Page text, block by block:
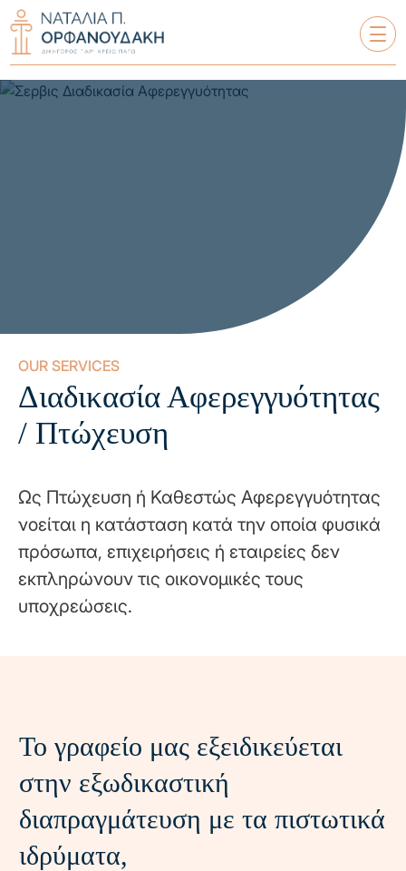
OUR SERVICES
Διαδικασία Αφερεγγυότητας
/ Πτώχευση
Ως Πτώχευση ή Καθεστώς Αφερεγγυότητας
νοείται η κατάσταση κατά την οποία φυσικά
πρόσωπα, επιχειρήσεις ή εταιρείες δεν
εκπληρώνουν τις οικονομικές τους
υποχρεώσεις.
To γραφείο μας εξειδικεύεται
στην εξωδικαστική
διαπραγμάτευση με τα πιστωτικά
ιδρύματα,